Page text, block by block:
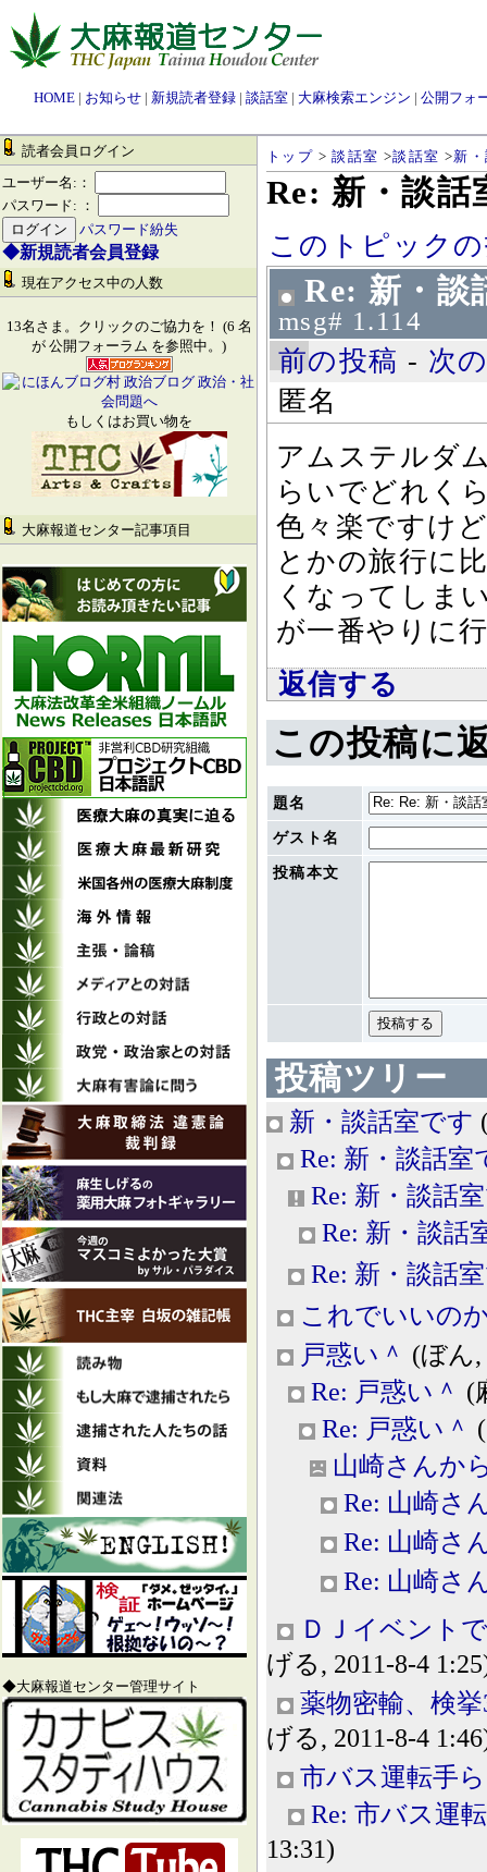
HOME | お知らせ | 新規読者登録 | 談話室 | 大麻検索エンジン | 公開フォ
読者会員ログイン
ユーザー名:：
パスワード: ：
パスワード紛失
◆新規読者会員登録
現在アクセス中の人数
13名さま。クリックのご協力を！ (6 名
が 公開フォーラム を参照中。)
もしくはお買い物を
大麻報道センター記事項目
◆大麻報道センター管理サイト
トップ >談話室 >談話室 >新
Re: 新・談話
このトピック
Re: 新・談
msg# 1.114
前の投稿 - 次
匿名
アムステルダ
らいでどれく
色々楽ですけ
とかの旅行に
くなってしま
が一番やりに
返信する
この投稿に
題名
ゲスト名
投稿本文
投稿ツリー
新・談話室です
Re: 新・談話室
Re: 新・談話
Re: 新・談話
Re: 新・談話
これでいいの
戸惑い＾ (ぼん,
Re: 戸惑い＾ (
Re: 戸惑い＾
山崎さんか
Re: 山崎さ
Re: 山崎さ
Re: 山崎さ
ＤＪイベント
げる, 2011-8-4
薬物密輸、検
げる, 2011-8-4
市バス運転手
Re: 市バス運
13:31)